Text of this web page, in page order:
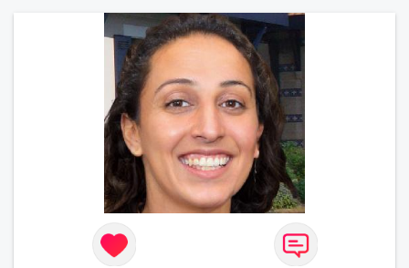
dehors des sentiers battus me raviraient. Je
m'engage à répondre à votre message. Au plaisir de